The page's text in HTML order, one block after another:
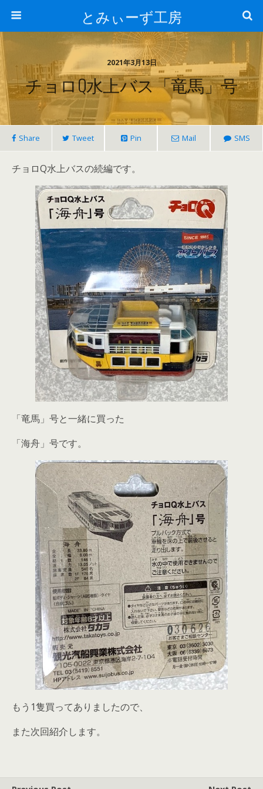
とみぃーず工房
2021年3月13日
チョロQ水上バス「竜馬」号
Share Tweet Pin Mail SMS
チョロQ水上バスの続編です。
「竜馬」号と一緒に買った
「海舟」号です。
もう1隻買ってありましたので、
また次回紹介します。